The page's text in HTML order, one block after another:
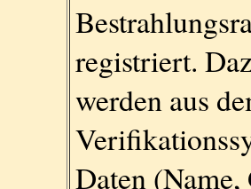
registriert.
werden aus
Daten (Name,